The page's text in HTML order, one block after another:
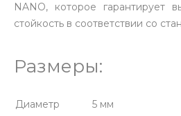
NANO, которое гарантирует
стойкость в соответствии со
Размеры:
Диаметр
5 мм